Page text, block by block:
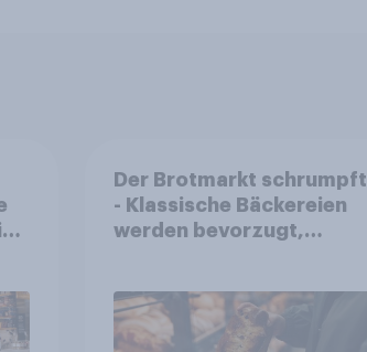
Der Brotmarkt schrumpft
- Klassische Bäckereien
werden bevorzugt,
Backstationen